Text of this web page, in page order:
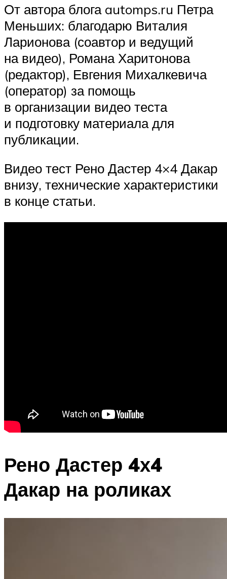
От автора блога automps.ru Петра
Меньших: благодарю Виталия
Ларионова (соавтор и ведущий
на видео), Романа Харитонова
(редактор), Евгения Михалкевича
(оператор) за помощь
в организации видео теста
и подготовку материала для
публикации.
Видео тест Рено Дастер 4×4 Дакар
внизу, технические характеристики
в конце статьи.
Рено Дастер 4х4
Дакар на роликах